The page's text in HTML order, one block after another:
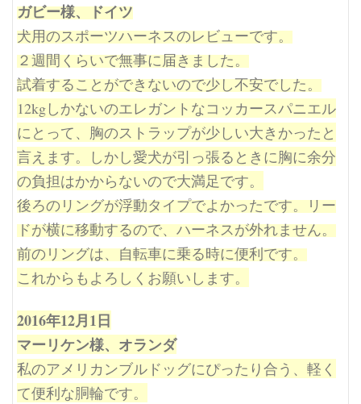
ガビー様、ドイツ
犬用のスポーツハーネスのレビューです。
２週間くらいで無事に届きました。
試着することができないので少し不安でした。
12kgしかないのエレガントなコッカースパニエル
にとって、 胸のストラップが少しい大きかったと
言えます。しかし愛犬が引っ張るときに胸に余分
の負担はかからないので大満足です。
後ろのリングが浮動タイプでよかったです。リー
ドが横に移動するので、ハーネスが外れません。
前のリングは、自転車に乗る時に便利です。
これからもよろしくお願いします。
2016年12月1日
マーリケン様、オランダ
私のアメリカンブルドッグにぴったり合う、軽く
て便利な胴輪です。